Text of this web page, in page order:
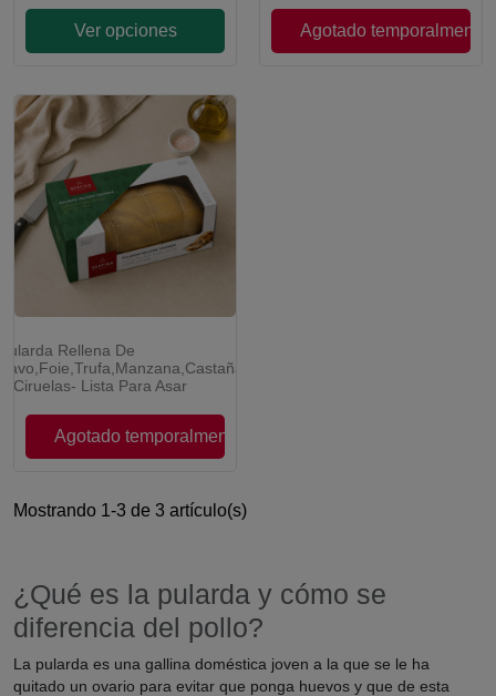
Ver opciones Agotado temporalmente
Pularda Rellena De
Pavo,Foie,Trufa,Manzana,Castañas
Y Ciruelas- Lista Para Asar
Agotado temporalmente
Mostrando 1-3 de 3 artículo(s)
¿Qué es la pularda y cómo se
diferencia del pollo?
La pularda es una gallina doméstica joven a la que se le ha
quitado un ovario para evitar que ponga huevos y que de esta